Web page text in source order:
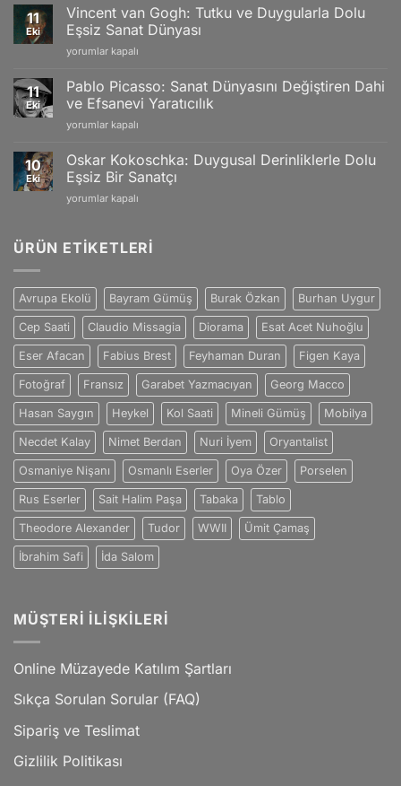
Editions
and
Swiss
Craftsmanship
İzlenimciliğin
Gücü
ve
Doğanın
Yansımaları
için
11
Eki
Vincent van Gogh: Tutku ve Duygularla Dolu
Eşsiz Sanat Dünyası
Vincent
Gogh:
Tutku
ve
Duygularla
Eşsiz
Sanat
Dünyası
için
yorumlar kapalı
11
Eki
Pablo Picasso: Sanat Dünyasını Değiştiren Dahi
ve Efsanevi Yaratıcılık
Pablo
Sanat
Dünyasını
Değiştiren
Dahi
Yaratıcılık
yorumlar kapalı
10
Eki
Oskar Kokoschka: Duygusal Derinliklerle Dolu
Eşsiz Bir Sanatçı
Oskar
Derinliklerle
Bir
Sanatçı
için
yorumlar kapalı
ÜRÜN ETIKETLERI
Avrupa Ekolü Bayram Gümüş Burak Özkan Burhan Uygur
Cep Saati Claudio Missagia Diorama Esat Acet Nuhoğlu
Eser Afacan Fabius Brest Feyhaman Duran Figen Kaya
Fotoğraf Fransız Garabet Yazmacıyan Georg Macco
Hasan Saygın Heykel Kol Saati Mineli Gümüş Mobilya
Necdet Kalay Nimet Berdan Nuri İyem Oryantalist
Osmaniye Nişanı Osmanlı Eserler Oya Özer Porselen
Rus Eserler Sait Halim Paşa Tabaka Tablo
Theodore Alexander Tudor WWII Ümit Çamaş
İbrahim Safi İda Salom
MÜŞTERI İLIŞKILERI
Online Müzayede Katılım Şartları
Sıkça Sorulan Sorular (FAQ)
Sipariş ve Teslimat
Gizlilik Politikası